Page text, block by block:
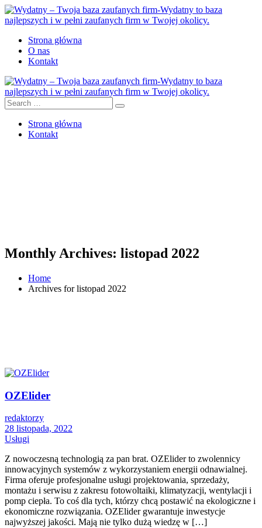
Strona główna
O nas
Kontakt
Strona główna
Kontakt
Monthly Archives: listopad 2022
Home
Archives for listopad 2022
OZElider
redaktorzy
28 listopada, 2022
Usługi
Z nowoczesną technologią za pan brat. OZElider to zwolennicy
innowacyjnych systemów z wykorzystaniem energii odnawialnej.
Firma oferuje profesjonalne usługi projektowania, sprzedaży,
montażu i serwisu z zakresu fotowoltaiki, klimatyzacji, wentylacji i
pomp ciepła. To coś dla tych, którzy chcą postawić na ekologiczne i
ekonomiczne rozwiązania. OZElider gwarantuje inwestycje
najwyższej jakości. Mają nie tylko dużą wiedzę w […]